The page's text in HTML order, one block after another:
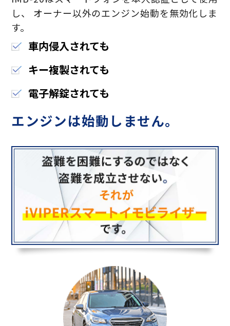
し、 オーナー以外のエンジン始動を無効化しま
す。
車内侵入されても
キー複製されても
電子解錠されても
エンジンは始動しません。